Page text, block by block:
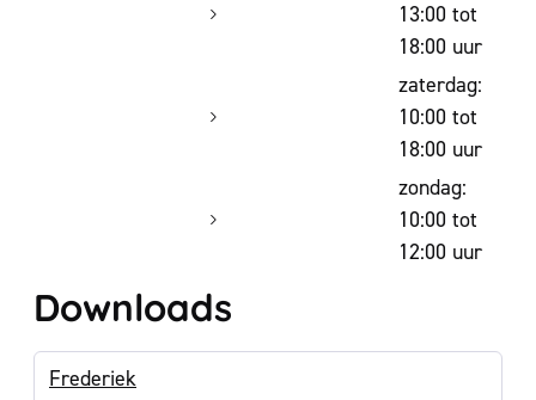
13:00 tot
18:00 uur
zaterdag:
10:00 tot
18:00 uur
zondag:
10:00 tot
12:00 uur
Downloads
Frederiek